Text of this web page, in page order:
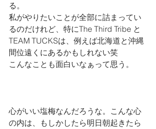
る。
私がやりたいことが全部に詰まってい
るのだけれど、特にThe Third Tribe と
TEAM TUCKSは、例えば北海道と沖縄
間位遠くにあるかもしれない笑
こんなことも面白いなぁって思う。
心がいい塩梅なんだろうな。こんな心
の内は、もしかしたら明日朝起きたら